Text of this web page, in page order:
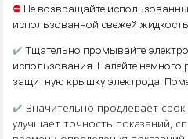
⛔ Не возвращайте
использованной свежей
✔️ Тщательно промывайте
использования. Налейте немного
защитную крышку электрода.
✔️ Значительно продлевает срок
улучшает точность показаний,